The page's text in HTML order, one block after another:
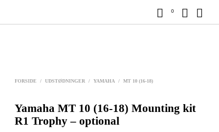
0
FORSIDE / UDSTØDNINGER / YAMAHA / MT 10 (16-18)
Yamaha MT 10 (16-18) Mounting kit
R1 Trophy – optional